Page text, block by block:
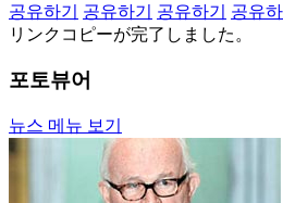
공유하기
공유하기 공유하기 공유하
リンクコピーが完了しました。
포토뷰어
뉴스 메뉴 보기